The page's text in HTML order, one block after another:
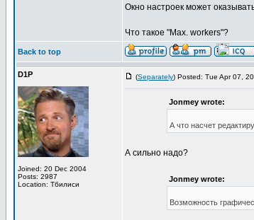
Окно настроек может
Что такое "Max. workers"?
Back to top
D1P
Joined: 20 Dec 2004
Posts: 2987
Location: Тбилиси
(Separately) Posted: Tue Apr 07,
Jonmey wrote:
А что насчет
А сильно надо?
Jonmey wrote:
Возможность